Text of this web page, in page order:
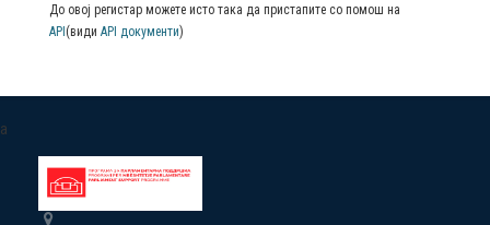
До овој регистар можете исто така да пристапите со помош на
API (види API документи)
a